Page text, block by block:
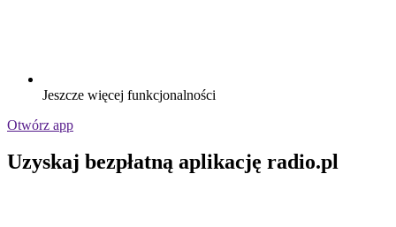
Jeszcze więcej funkcjonalności
Otwórz app
Uzyskaj bezpłatną aplikację radio.pl